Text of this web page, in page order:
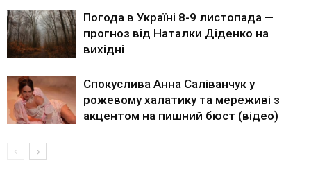
Погода в Україні 8-9 листопада —
прогноз від Наталки Діденко на
вихідні
Спокуслива Анна Саліванчук у
рожевому халатику та мереживі з
акцентом на пишний бюст (відео)